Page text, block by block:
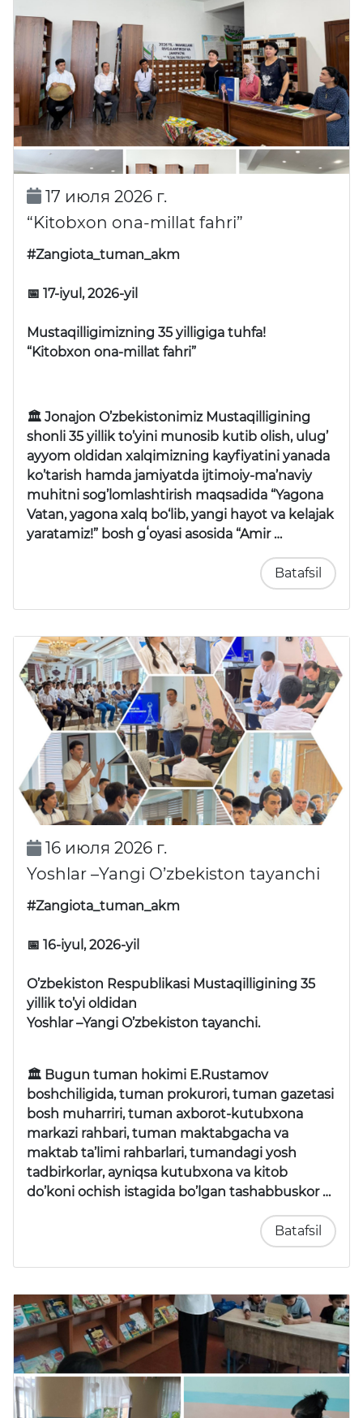
17 июля 2026 г.
“Kitobxon ona-millat fahri”
#Zangiota_tuman_akm
📅 17-iyul, 2026-yil
Mustaqilligimizning 35 yilligiga tuhfa!
“Kitobxon ona-millat fahri”
🏛 Jonajon O’zbekistonimiz Mustaqilligining
shonli 35 yillik to’yini munosib kutib olish, ulug’
ayyom oldidan xalqimizning kayfiyatini yanada
ko’tarish hamda jamiyatda ijtimoiy-ma’naviy
muhitni sog’lomlashtirish maqsadida “Yagona
Vatan, yagona xalq bo‘lib, yangi hayot va kelajak
yaratamiz!” bosh gʻoyasi asosida “Amir …
Batafsil
16 июля 2026 г.
Yoshlar –Yangi O’zbekiston tayanchi
#Zangiota_tuman_akm
📅 16-iyul, 2026-yil
O’zbekiston Respublikasi Mustaqilligining 35
yillik to’yi oldidan
Yoshlar –Yangi O’zbekiston tayanchi.
🏛 Bugun tuman hokimi E.Rustamov
boshchiligida, tuman prokurori, tuman gazetasi
bosh muharriri, tuman axborot-kutubxona
markazi rahbari, tuman maktabgacha va
maktab ta’limi rahbarlari, tumandagi yosh
tadbirkorlar, ayniqsa kutubxona va kitob
do’koni ochish istagida bo’lgan tashabbuskor …
Batafsil